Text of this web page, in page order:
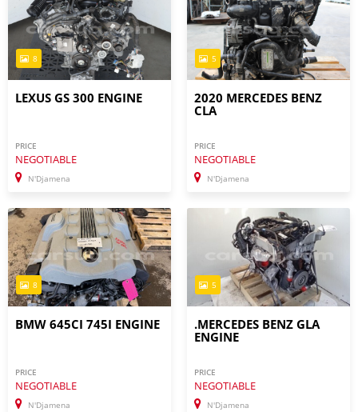
8
LEXUS GS 300 ENGINE
PRICE
NEGOTIABLE
N'Djamena
5
2020 MERCEDES BENZ
CLA
PRICE
NEGOTIABLE
N'Djamena
8
BMW 645CI 745I ENGINE
PRICE
NEGOTIABLE
N'Djamena
5
.MERCEDES BENZ GLA
ENGINE
PRICE
NEGOTIABLE
N'Djamena